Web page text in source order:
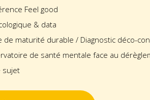
Feel good
& data
de maturité durable / Diagnostic déco-
de santé mentale face au
sujet